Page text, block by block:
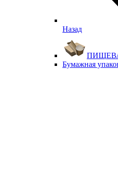
Назад
Бумажная